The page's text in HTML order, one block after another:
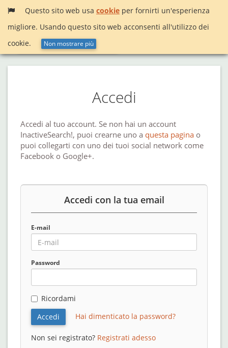
Questo sito web usa cookie per fornirti un'esperienza
migliore. Usando questo sito web acconsenti all'utilizzo dei
cookie.
Non mostrare più
InactiveSearch!
Accedi
Accedi al tuo account. Se non hai un account
InactiveSearch!, puoi crearne uno a questa pagina o
puoi collegarti con uno dei tuoi social network come
Facebook o Google+.
Accedi con la tua email
E-mail
Password
Ricordami
Accedi
Hai dimenticato la password?
Non sei registrato? Registrati adesso